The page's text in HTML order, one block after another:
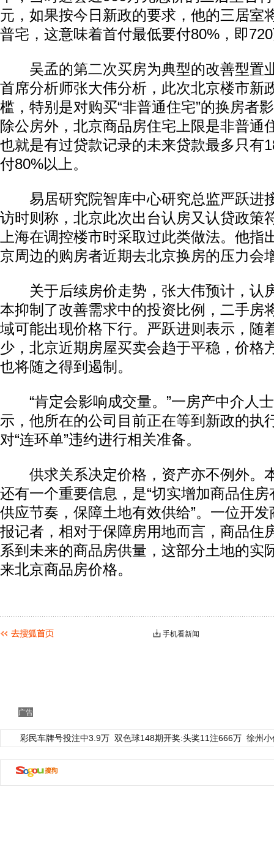
元，如果按今日新政的要求，他的三居室
普宅，这意味着首付最低要付80%，即
吴孟的第二次买房为典型的改善型置
首席分析师张大伟分析，此次北京楼市新
槛，特别是对购买“非普通住宅”的换房者
除公房外，北京商品房住宅上限是非普通
也就是有过贷款记录的未来贷款最多只有
付80%以上。
易居研究院智库中心研究总监严跃进
访时则称，北京此次出台认房又认贷政策
上海在调控楼市时采取过此类做法。他指
京周边的购房者近期去北京换房的压力会
关于后续房价走势，张大伟预计，认
本抑制了改善需求中的投资比例，二手房
域可能出现价格下行。严跃进则表示，随
少，北京近期房屋买卖会趋于平稳，价格
也将随之得到遏制。
“肯定会影响成交量。”一房产中介人
示，他所在的公司目前正在等到新政的执
对“连环单”违约进行相关准备。
供求关系决定价格，资产亦不例外。
还有一个重要信息，是“切实增加商品住房
供应节奏，保障土地有效供给”。一位开
报记者，相对于保障房用地而言，商品住
系到未来的商品房供量，这部分土地的实
来北京商品房价格。
手机看新闻
广告
彩民车牌号投注中3.9万 双色球148期开奖:头奖11注666万 徐州